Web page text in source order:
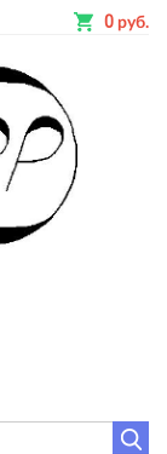
0 руб.